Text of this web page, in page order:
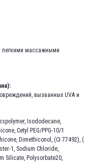
легкими массажными
вызванных UVA и
Isododecane,
Cetyl PEG/PPG-10/1
Dimethiconol, (CI 77492), (
1, Sodium Chloride,
Silicate, Polysorbate20,